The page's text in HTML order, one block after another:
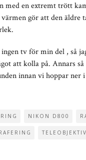
med en extremt trött
gör att den
tv för min del , så
att kolla på. Annars
innan vi hoppar ner
NIKON D800
TELEOBJEKTIV